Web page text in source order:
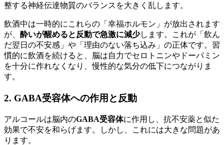
整する神経伝達物質のバランスを大きく乱します。
飲酒中は一時的にこれらの「幸福ホルモン」が放出されます
が、 酔いが醒めると反動で急激に減少します。これが「飲ん
だ翌日の不安感」や「理由のない落ち込み」の正体です。習
慣的に飲酒を続けると、脳は自力でセロトニンやドーパミン
を十分に作れなくなり、慢性的な気分の低下につながりま
す。
2. GABA受容体への作用と反動
アルコールは脳内のGABA受容体に作用し、抗不安薬と似た
効果で不安を和らげます。しかし、これには大きな問題があ
ります。